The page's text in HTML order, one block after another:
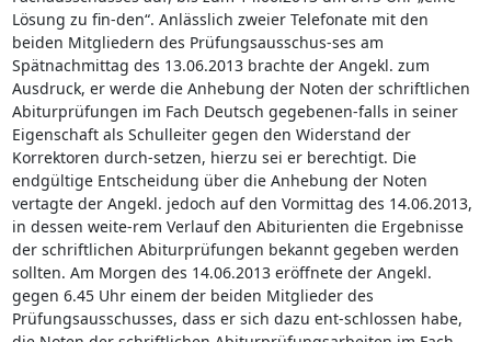
Lösung zu fin-den“. Anlässlich zweier Telefonate mit den
beiden Mitgliedern des Prüfungsausschus-ses am
Spätnachmittag des 13.06.2013 brachte der Angekl. zum
Ausdruck, er werde die Anhebung der Noten der schriftlichen
Abiturprüfungen im Fach Deutsch gegebenen-falls in seiner
Eigenschaft als Schulleiter gegen den Widerstand der
Korrektoren durch-setzen, hierzu sei er berechtigt. Die
endgültige Entscheidung über die Anhebung der Noten
vertagte der Angekl. jedoch auf den Vormittag des 14.06.2013,
in dessen weite-rem Verlauf den Abiturienten die Ergebnisse
der schriftlichen Abiturprüfungen bekannt gegeben werden
sollten. Am Morgen des 14.06.2013 eröffnete der Angekl.
gegen 6.45 Uhr einem der beiden Mitglieder des
Prüfungsausschusses, dass er sich dazu ent-schlossen habe,